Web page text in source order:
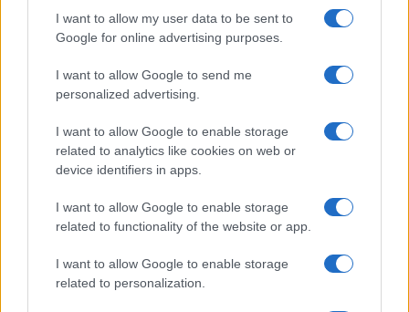
I want to allow my user data to be sent to
Google for online advertising purposes.
I want to allow Google to send me
personalized advertising.
I want to allow Google to enable storage
related to analytics like cookies on web or
device identifiers in apps.
I want to allow Google to enable storage
related to functionality of the website or app.
I want to allow Google to enable storage
related to personalization.
Invia un Comunicato Stampa
Vuoi rimanere sempre aggiornato?
Iscriviti alla newsletter di Gallura Oggi e ricevi le nostre
email periodiche contenenti le ultime notizie pubblicate
sul sito web!